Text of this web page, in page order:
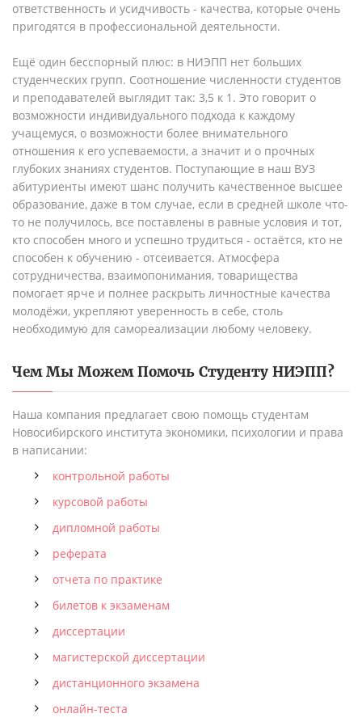
ответственность и усидчивость - качества, которые очень
пригодятся в профессиональной деятельности.
Ещё один бесспорный плюс: в НИЭПП нет больших
студенческих групп. Соотношение численности студентов
и преподавателей выглядит так: 3,5 к 1. Это говорит о
возможности индивидуального подхода к каждому
учащемуся, о возможности более внимательного
отношения к его успеваемости, а значит и о прочных
глубоких знаниях студентов. Поступающие в наш ВУЗ
абитуриенты имеют шанс получить качественное высшее
образование, даже в том случае, если в средней школе что-
то не получилось, все поставлены в равные условия и тот,
кто способен много и успешно трудиться - остаётся, кто не
способен к обучению - отсеивается. Атмосфера
сотрудничества, взаимопонимания, товарищества
помогает ярче и полнее раскрыть личностные качества
молодёжи, укрепляют уверенность в себе, столь
необходимую для самореализации любому человеку.
Чем Мы Можем Помочь Студенту НИЭПП?
Наша компания предлагает свою помощь студентам
Новосибирского института экономики, психологии и права
в написании:
контрольной работы
курсовой работы
дипломной работы
реферата
отчета по практике
билетов к экзаменам
диссертации
магистерской диссертации
дистанционного экзамена
онлайн-теста